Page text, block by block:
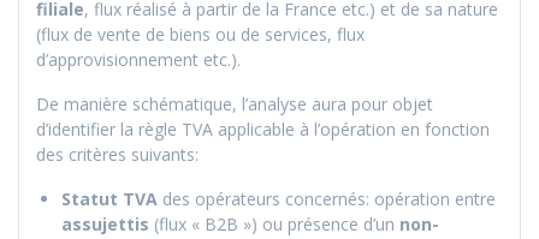
filiale, flux réalisé à partir de la France etc.) et de sa nature
(flux de vente de biens ou de services, flux
d’approvisionnement etc.).
De manière schématique, l’analyse aura pour objet
d’identifier la règle TVA applicable à l’opération en fonction
des critères suivants:
Statut TVA des opérateurs concernés: opération entre
assujettis (flux « B2B ») ou présence d’un non-